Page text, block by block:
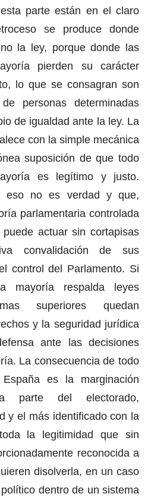
parte están en el claro
se produce donde
la ley, porque donde las
pierden su carácter
lo que se consagran son
personas determinadas
de igualdad ante la ley. La
con la simple mecánica
suposición de que todo
es legítimo y justo.
eso no es verdad y que,
parlamentaria controlada
actuar sin cortapisas
convalidación de sus
control del Parlamento. Si
mayoría respalda leyes
superiores quedan
y la seguridad jurídica
ante las decisiones
La consecuencia de todo
es la marginación
parte del electorado,
y el más identificado con la
la legitimidad que sin
reconocida a
disolverla, en un caso
dentro de un sistema